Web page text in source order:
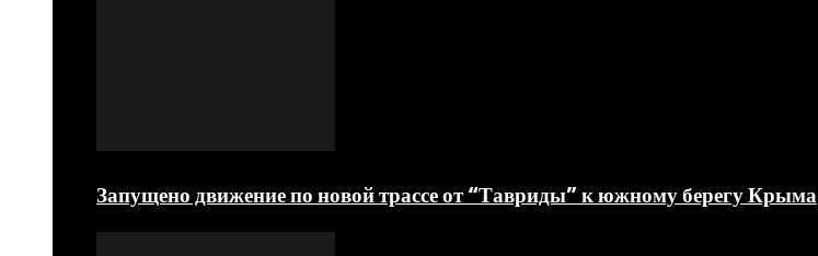
Запущено движение по новой трассе от “Тавриды” к южному берегу Крыма